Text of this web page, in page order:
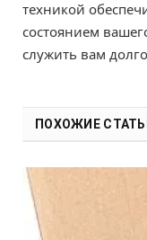
техникой
состоянием
служить вам
ПОХОЖИЕ